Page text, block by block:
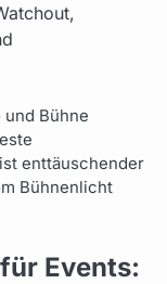
Bühne
enttäuschender
Bühnenlicht
Events: